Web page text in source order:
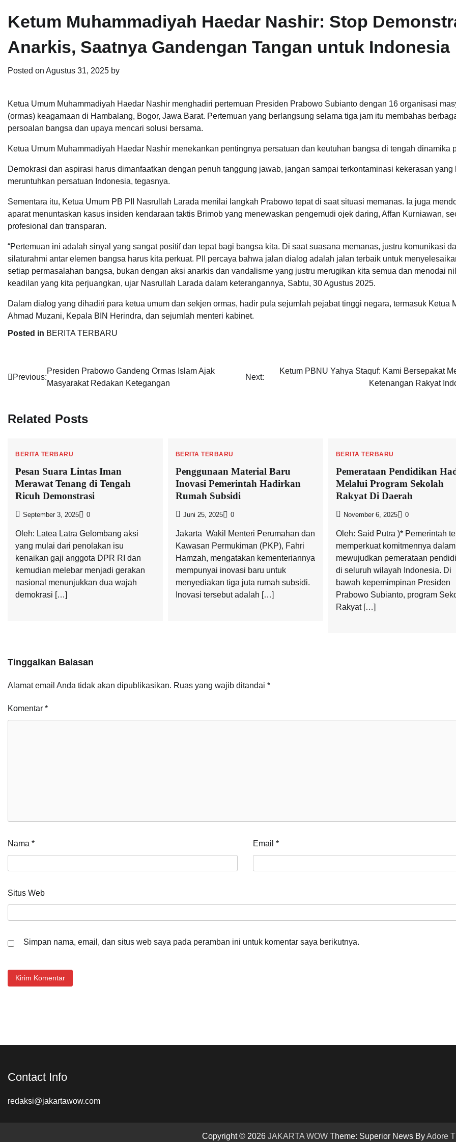
Ketum Muhammadiyah Haedar Nashir: Stop
Anarkis, Saatnya Gandengan Tangan untuk Indonesia
Posted on Agustus 31, 2025 by
Ketua Umum Muhammadiyah Haedar Nashir menghadiri pertemuan Presiden Prabowo Subianto dengan 16 organisasi
(ormas) keagamaan di Hambalang, Bogor, Jawa Barat. Pertemuan yang berlangsung selama tiga jam itu membahas
persoalan bangsa dan upaya mencari solusi bersama.
Ketua Umum Muhammadiyah Haedar Nashir menekankan pentingnya persatuan dan keutuhan bangsa di tengah dinamika
Demokrasi dan aspirasi harus dimanfaatkan dengan penuh tanggung jawab, jangan sampai terkontaminasi kekerasan yang
meruntuhkan persatuan Indonesia, tegasnya.
Sementara itu, Ketua Umum PB PII Nasrullah Larada menilai langkah Prabowo tepat di saat situasi memanas. Ia juga
aparat menuntaskan kasus insiden kendaraan taktis Brimob yang menewaskan pengemudi ojek daring, Affan Kurniawan,
profesional dan transparan.
“Pertemuan ini adalah sinyal yang sangat positif dan tepat bagi bangsa kita. Di saat suasana memanas, justru komunikasi
silaturahmi antar elemen bangsa harus kita perkuat. PII percaya bahwa jalan dialog adalah jalan terbaik untuk
setiap permasalahan bangsa, bukan dengan aksi anarkis dan vandalisme yang justru merugikan kita semua dan menodai
keadilan yang kita perjuangkan, ujar Nasrullah Larada dalam keterangannya, Sabtu, 30 Agustus 2025.
Dalam dialog yang dihadiri para ketua umum dan sekjen ormas, hadir pula sejumlah pejabat tinggi negara, termasuk Ketua
Ahmad Muzani, Kepala BIN Herindra, dan sejumlah menteri kabinet.
Posted in BERITA TERBARU
Navigasi
Previous:
Presiden Prabowo Gandeng Ormas Islam Ajak
Masyarakat Redakan Ketegangan
Next:
Ketum PBNU Yahya Staquf: Kami Bersepakat
Ketenangan Rakyat
Related Posts
BERITA TERBARU
Pesan Suara Lintas Iman
Merawat Tenang di Tengah
Ricuh Demonstrasi
September 3, 2025 0
Oleh: Latea Latra Gelombang aksi
yang mulai dari penolakan isu
kenaikan gaji anggota DPR RI dan
kemudian melebar menjadi gerakan
nasional menunjukkan dua wajah
demokrasi […]
BERITA TERBARU
Penggunaan Material Baru
Inovasi Pemerintah Hadirkan
Rumah Subsidi
Juni 25, 2025 0
Jakarta  Wakil Menteri Perumahan dan
Kawasan Permukiman (PKP), Fahri
Hamzah, mengatakan kementeriannya
mempunyai inovasi baru untuk
menyediakan tiga juta rumah subsidi.
Inovasi tersebut adalah […]
BERITA TERBARU
Pemerataan Pendidikan
Melalui Program Sekolah
Rakyat Di Daerah
November 6, 2025 0
Oleh: Said Putra )* Pemerintah
memperkuat komitmennya dalam
mewujudkan pemerataan
di seluruh wilayah Indonesia. Di
bawah kepemimpinan Presiden
Prabowo Subianto, program
Rakyat […]
Tinggalkan Balasan
Alamat email Anda tidak akan dipublikasikan. Ruas yang wajib ditandai *
Komentar *
Nama * Email*
Situs Web
Simpan nama, email, dan situs web saya pada peramban ini untuk komentar saya berikutnya.
Contact Info
redaksi@jakartawow.com
Copyright © 2026 JAKARTA WOW Theme: Superior News ByAdore